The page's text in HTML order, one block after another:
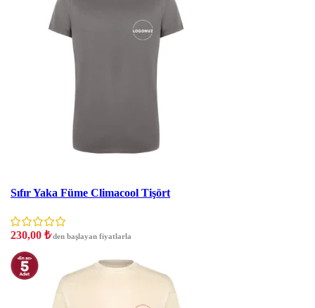
Sıfır Yaka Füme Climacool Tişört
230,00 ₺'den başlayan fiyatlarla